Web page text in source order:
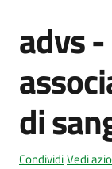
Novità
Servizi
Vivere
l'Unione
Salta al
advs
di
CondividiVedi